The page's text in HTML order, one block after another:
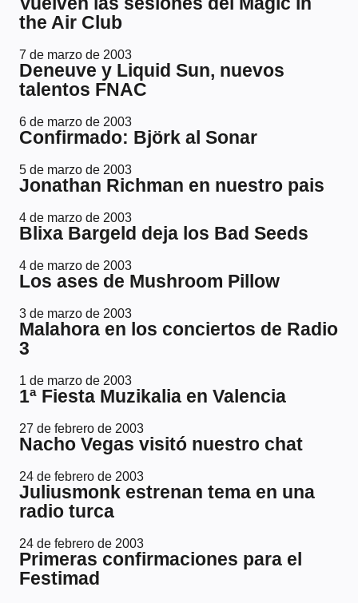
the Air Club
7 de marzo de 2003
Deneuve y Liquid Sun, nuevos
talentos FNAC
6 de marzo de 2003
Confirmado: Björk al Sonar
5 de marzo de 2003
Jonathan Richman en nuestro pais
4 de marzo de 2003
Blixa Bargeld deja los Bad Seeds
4 de marzo de 2003
Los ases de Mushroom Pillow
3 de marzo de 2003
Malahora en los conciertos de Radio
3
1 de marzo de 2003
1ª Fiesta Muzikalia en Valencia
27 de febrero de 2003
Nacho Vegas visitó nuestro chat
24 de febrero de 2003
Juliusmonk estrenan tema en una
radio turca
24 de febrero de 2003
Primeras confirmaciones para el
Festimad